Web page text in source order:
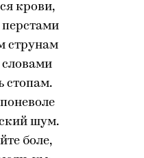
крови,
перстами
струнам
стопам.
шум.
боле,